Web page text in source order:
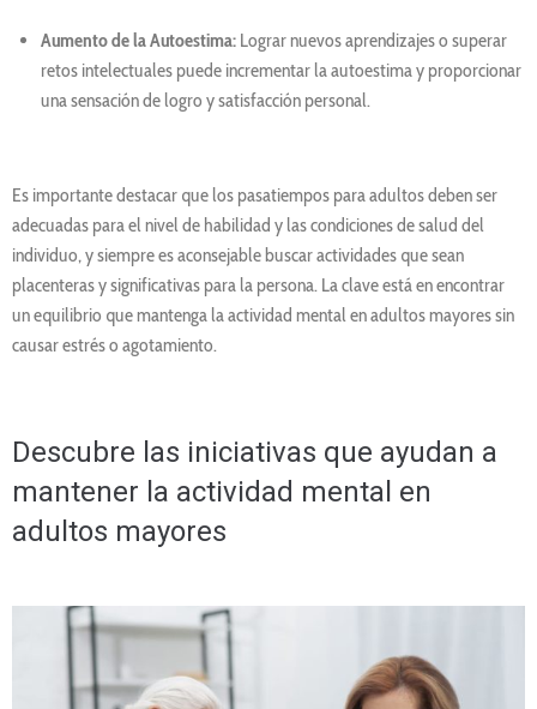
Aumento de la Autoestima: Lograr nuevos aprendizajes o superar
retos intelectuales puede incrementar la autoestima y proporcionar
una sensación de logro y satisfacción personal.
Es importante destacar que los pasatiempos para adultos deben ser
adecuadas para el nivel de habilidad y las condiciones de salud del
individuo, y siempre es aconsejable buscar actividades que sean
placenteras y significativas para la persona. La clave está en encontrar
un equilibrio que mantenga la actividad mental en adultos mayores sin
causar estrés o agotamiento.
Descubre las iniciativas que ayudan a
mantener la actividad mental en
adultos mayores